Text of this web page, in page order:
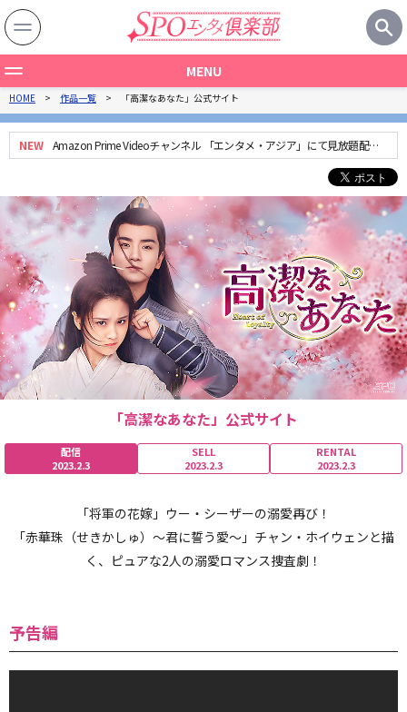
MENU
一覧
国から探す
記事
一覧
HOME 作品一覧 「高潔なあなた」公式サイト
NEW Amazon Prime Videoチャンネル 「エンタメ・アジア」にて見放題配信
「高潔なあなた」公式サイト
配信
2023.2.3
SELL
2023.2.3
RENTAL
2023.2.3
「将軍の花嫁」ウー・シーザーの溺愛再び！
「赤華珠（せきかしゅ）～君に誓う愛～」チャン・ホイウェンと描
く、ピュアな2人の溺愛ロマンス捜査劇！
予告編